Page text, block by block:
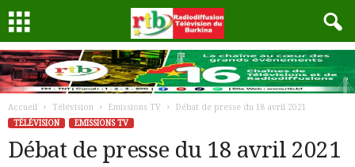
Accueil Télévision Emissions TV
Débat de presse du 18 avril 2021
TÉLÉVISION
EMISSIONS TV
Débat de presse du 18 avril 2021